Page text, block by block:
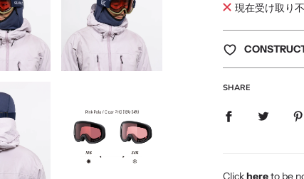
現在受け取り
SHARE
Clickhereto be